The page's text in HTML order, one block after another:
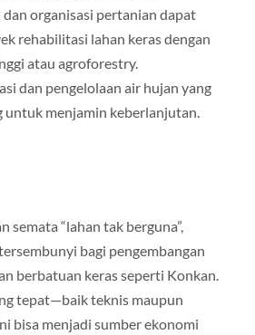
organisasi pertanian dapat
rehabilitasi lahan keras dengan
atau agroforestry.
dan pengelolaan air hujan yang
untuk menjamin keberlanjutan.
semata “lahan tak berguna”,
bagi pengembangan
berbatuan keras seperti Konkan.
tepat—baik teknis maupun
bisa menjadi sumber ekonomi